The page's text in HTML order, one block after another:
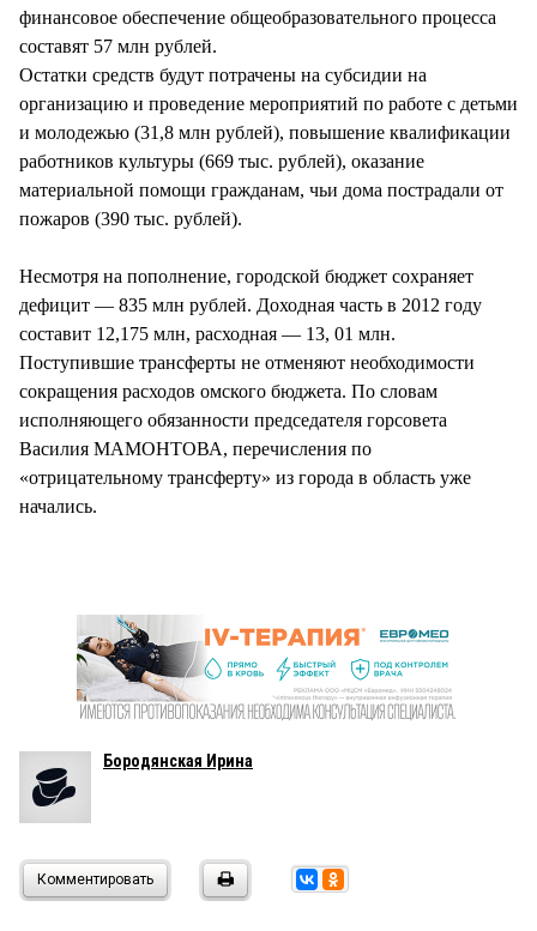
финансовое обеспечение общеобразовательного процесса
составят 57 млн рублей.
Остатки средств будут потрачены на субсидии на
организацию и проведение мероприятий по работе с детьми
и молодежью (31,8 млн рублей), повышение квалификации
работников культуры (669 тыс. рублей), оказание
материальной помощи гражданам, чьи дома пострадали от
пожаров (390 тыс. рублей).
Несмотря на пополнение, городской бюджет сохраняет
дефицит — 835 млн рублей. Доходная часть в 2012 году
составит 12,175 млн, расходная — 13, 01 млн.
Поступившие трансферты не отменяют необходимости
сокращения расходов омского бюджета. По словам
исполняющего обязанности председателя горсовета
Василия МАМОНТОВА, перечисления по
«отрицательному трансферту» из города в область уже
начались.
Бородянская Ирина
Комментировать